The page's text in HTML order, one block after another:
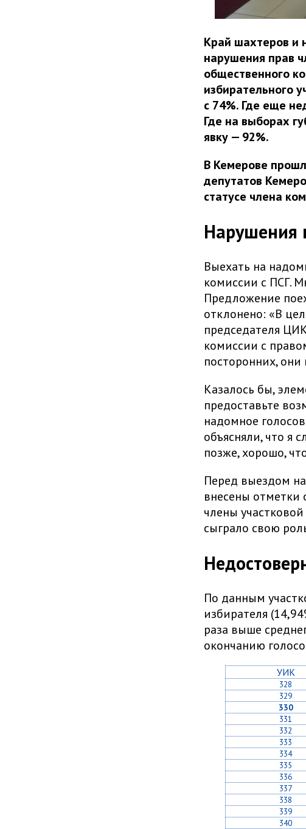
Край шахтеров и
нарушения прав
общественного
избирательного
с 74%. Где еще
Где на выборах
явку — 92%.
В Кемерове
депутатов
статусе члена
Нарушения
Выехать на
комиссии с ПСГ.
Предложение
отклонено: «В
председателя
комиссии с
посторонних,
Казалось бы,
предоставьте
надомное
объясняли, что я
позже, хорошо,
Перед выездом
внесены отметки
члены
сыграло свою
По данным
избирателя
раза выше
окончанию
УИК
328
329
330
331
332
333
334
335
336
337
338
339
340